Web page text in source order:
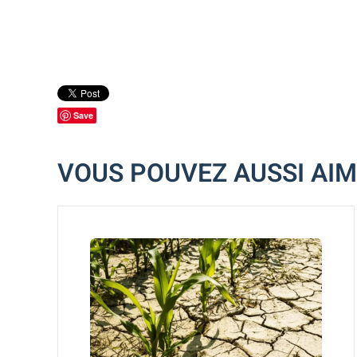
Save
VOUS POUVEZ AUSSI